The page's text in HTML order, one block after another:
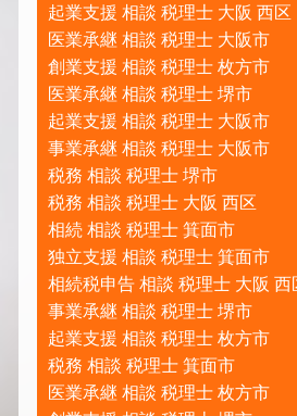
起業支援 相談 税理士 大阪 西区
医業承継 相談 税理士 大阪市
創業支援 相談 税理士 枚方市
医業承継 相談 税理士 堺市
起業支援 相談 税理士 大阪市
事業承継 相談 税理士 大阪市
税務 相談 税理士 堺市
税務 相談 税理士 大阪 西区
相続 相談 税理士 箕面市
独立支援 相談 税理士 箕面市
相続税申告 相談 税理士 大阪 西
事業承継 相談 税理士 堺市
起業支援 相談 税理士 枚方市
税務 相談 税理士 箕面市
医業承継 相談 税理士 枚方市